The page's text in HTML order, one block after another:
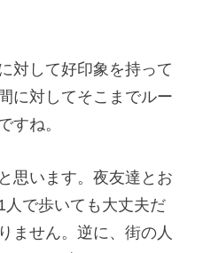
対して好印象を持って
に対してそこまでルー
すね。
思います。夜友達とお
で歩いても大丈夫だ
ません。逆に、街の人